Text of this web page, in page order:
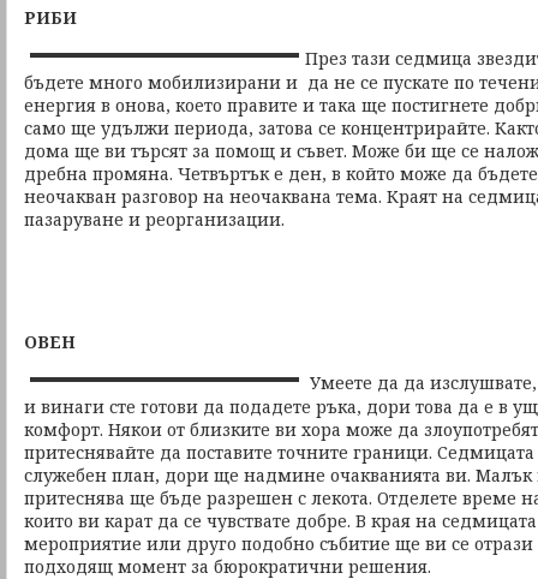
РИБИ
През тази седмица
бъдете много мобилизирани и да не се пускате по
енергия в онова, което правите и така ще постигнете
само ще удължи периода, затова се концентрирайте.
дома ще ви търсят за помощ и съвет. Може би ще се
дребна промяна. Четвъртък е ден, в който може да
неочакван разговор на неочаквана тема. Краят на
пазаруване и реорганизации.
ОВЕН
Умеете да да
и винаги сте готови да подадете ръка, дори това да е в
комфорт. Някои от близките ви хора може да злоупотребят
притеснявайте да поставите точните граници.
служебен план, дори ще надмине очакванията ви. Малък
притеснява ще бъде разрешен с лекота. Отделете време
които ви карат да се чувствате добре. В края на
мероприятие или друго подобно събитие ще ви се
подходящ момент за бюрократични решения.